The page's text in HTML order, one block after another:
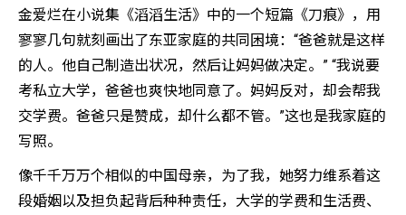
金爱烂在小说集《滔滔生活》中的一个短篇《刀痕》，用
寥寥几句就刻画出了东亚家庭的共同困境：“爸爸就是这样
的人。他自己制造出状况，然后让妈妈做决定。” “我说要
考私立大学，爸爸也爽快地同意了。妈妈反对，却会帮我
交学费。爸爸只是赞成，却什么都不管。”这也是我家庭的
写照。
像千千万万个相似的中国母亲，为了我，她努力维系着这
段婚姻以及担负起背后种种责任，大学的学费和生活费、